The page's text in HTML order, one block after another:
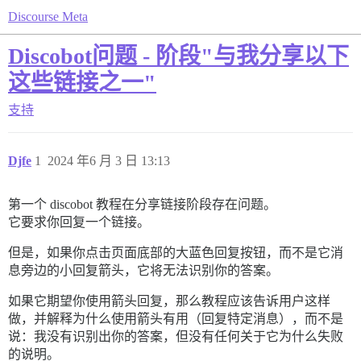
Discourse Meta
Discobot问题 - 阶段"与我分享以下
这些链接之一"
支持
Djfe 2024 年6 月 3 日 13:13
1
第一个 discobot 教程在分享链接阶段存在问题。
它要求你回复一个链接。
但是，如果你点击页面底部的大蓝色回复按钮，而不是它消
息旁边的小回复箭头，它将无法识别你的答案。
如果它期望你使用箭头回复，那么教程应该告诉用户这样
做，并解释为什么使用箭头有用（回复特定消息），而不是
说：我没有识别出你的答案，但没有任何关于它为什么失败
的说明。